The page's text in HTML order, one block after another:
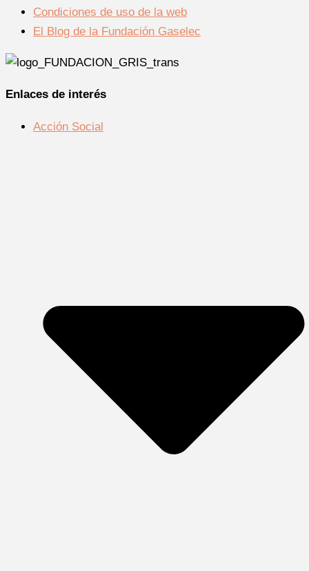
Condiciones de uso de la web
El Blog de la Fundación Gaselec
Enlaces de interés
Acción Social